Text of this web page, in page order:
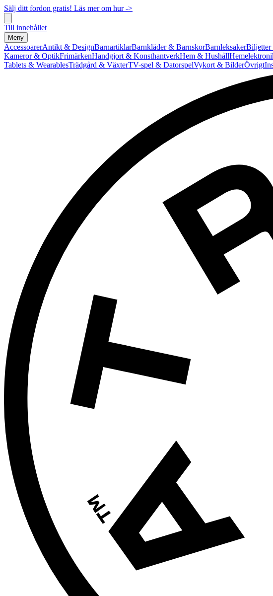
Sälj ditt fordon gratis! Läs mer om hur ->
Till innehållet
Meny
AccessoarerAntikt & DesignBarnartiklarBarnkläder & BarnskorBarnleksakerBiljetter
Kameror & OptikFrimärkenHandgjort & KonsthantverkHem & Hushåll
Tablets & WearablesTrädgård & VäxterTV-spel & DatorspelVykort & BilderÖvrigt